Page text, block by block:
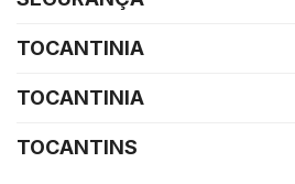
TOCANTINIA
TOCANTINIA
TOCANTINS